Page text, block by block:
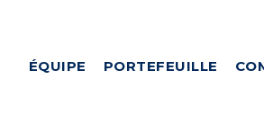
ÉQUIPE PORTEFEUILLE